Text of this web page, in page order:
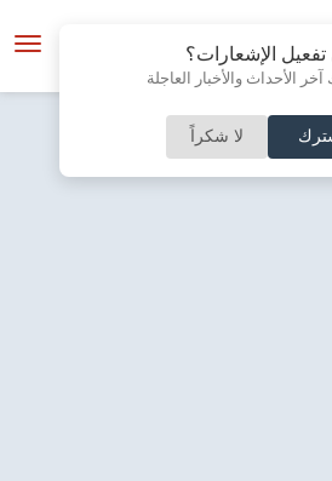
الإشعارات؟
الأحداث والأخبار العاجلة
لا شكراً